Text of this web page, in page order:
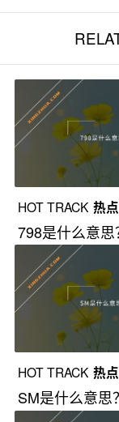
HOT TRACK 热
798是什么意思
HOT TRACK 热
SM是什么意思？